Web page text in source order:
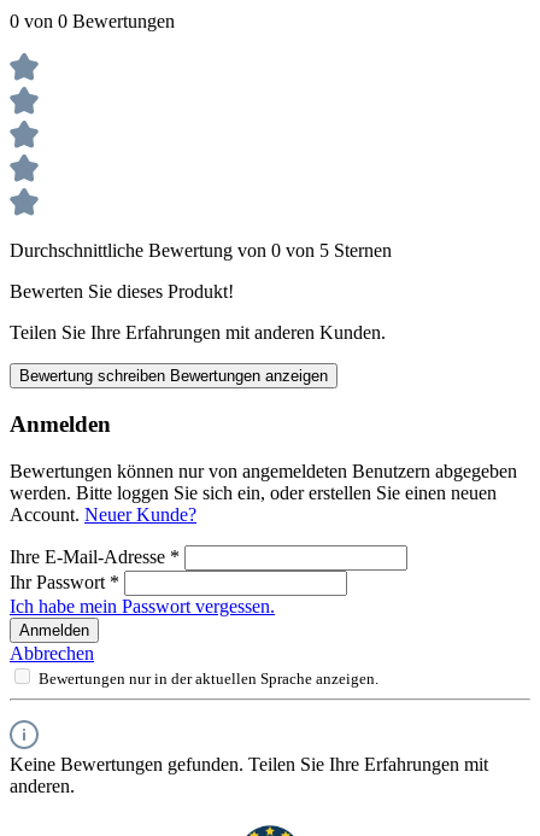
0 von 0 Bewertungen
Durchschnittliche Bewertung von 0 von 5 Sternen
Bewerten Sie dieses Produkt!
Teilen Sie Ihre Erfahrungen mit anderen Kunden.
Bewertung schreiben Bewertungen anzeigen
Anmelden
Bewertungen können nur von angemeldeten Benutzern abgegeben
werden. Bitte loggen Sie sich ein, oder erstellen Sie einen neuen
Account. Neuer Kunde?
Ihre E-Mail-Adresse *
Ihr Passwort *
Ich habe mein Passwort vergessen.
Anmelden
Abbrechen
Bewertungen nur in der aktuellen Sprache anzeigen.
Keine Bewertungen gefunden. Teilen Sie Ihre Erfahrungen mit
anderen.